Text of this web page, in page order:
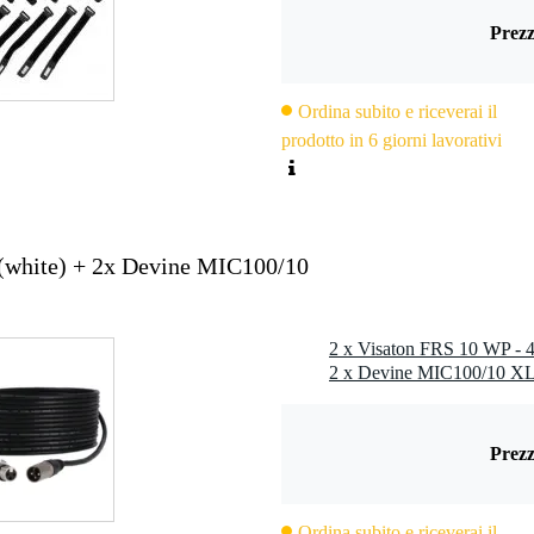
Hz
x 0,8 mm (-)
°C
Ordina subito e riceverai il
prodotto in 6 giorni lavorativi
+ 2x Devine MIC100/10